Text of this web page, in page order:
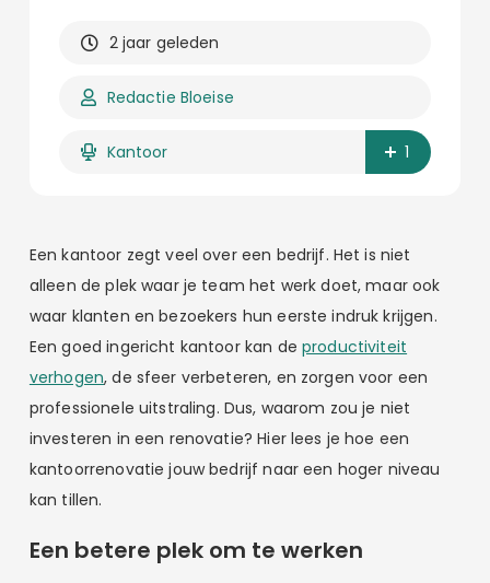
2 jaar geleden
Redactie Bloeise
Kantoor 1
Een kantoor zegt veel over een bedrijf. Het is niet
alleen de plek waar je team het werk doet, maar ook
waar klanten en bezoekers hun eerste indruk krijgen.
Een goed ingericht kantoor kan de productiviteit
verhogen, de sfeer verbeteren, en zorgen voor een
professionele uitstraling. Dus, waarom zou je niet
investeren in een renovatie? Hier lees je hoe een
kantoorrenovatie jouw bedrijf naar een hoger niveau
kan tillen.
Een betere plek om te werken